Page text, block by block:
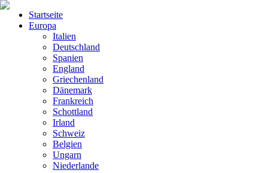
Startseite
Europa
Italien
Deutschland
Spanien
England
Griechenland
Dänemark
Frankreich
Schottland
Irland
Schweiz
Belgien
Ungarn
Niederlande